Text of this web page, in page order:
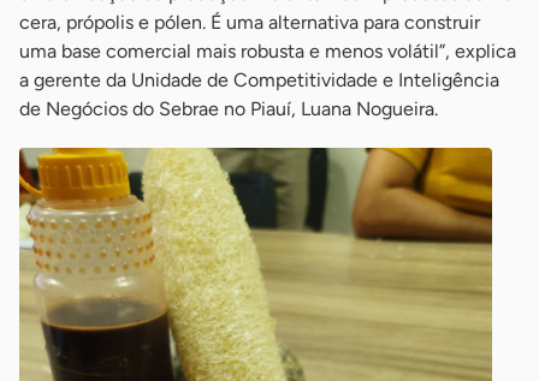
cera, própolis e pólen. É uma alternativa para construir
uma base comercial mais robusta e menos volátil”, explica
a gerente da Unidade de Competitividade e Inteligência
de Negócios do Sebrae no Piauí, Luana Nogueira.